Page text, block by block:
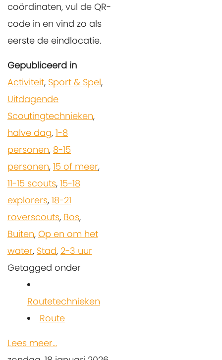
coördinaten, vul de QR-
code in en vind zo als
eerste de eindlocatie.
Gepubliceerd in
Activiteit, Sport & Spel,
Uitdagende
Scoutingtechnieken,
halve dag, 1-8
personen, 8-15
personen, 15 of meer,
11-15 scouts, 15-18
explorers, 18-21
roverscouts, Bos,
Buiten, Op en om het
water, Stad, 2-3 uur
Getagged onder
Routetechnieken
Route
Lees meer...